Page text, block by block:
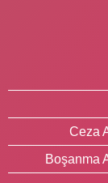
Ceza
Boşanma